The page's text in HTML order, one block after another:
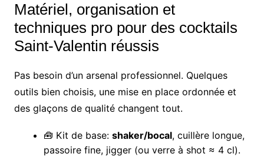
Matériel, organisation et
techniques pro pour des cocktails
Saint-Valentin réussis
Pas besoin d’un arsenal professionnel. Quelques
outils bien choisis, une mise en place ordonnée et
des glaçons de qualité changent tout.
🧰 Kit de base: shaker/bocal, cuillère longue,
passoire fine, jigger (ou verre à shot ≈ 4 cl).